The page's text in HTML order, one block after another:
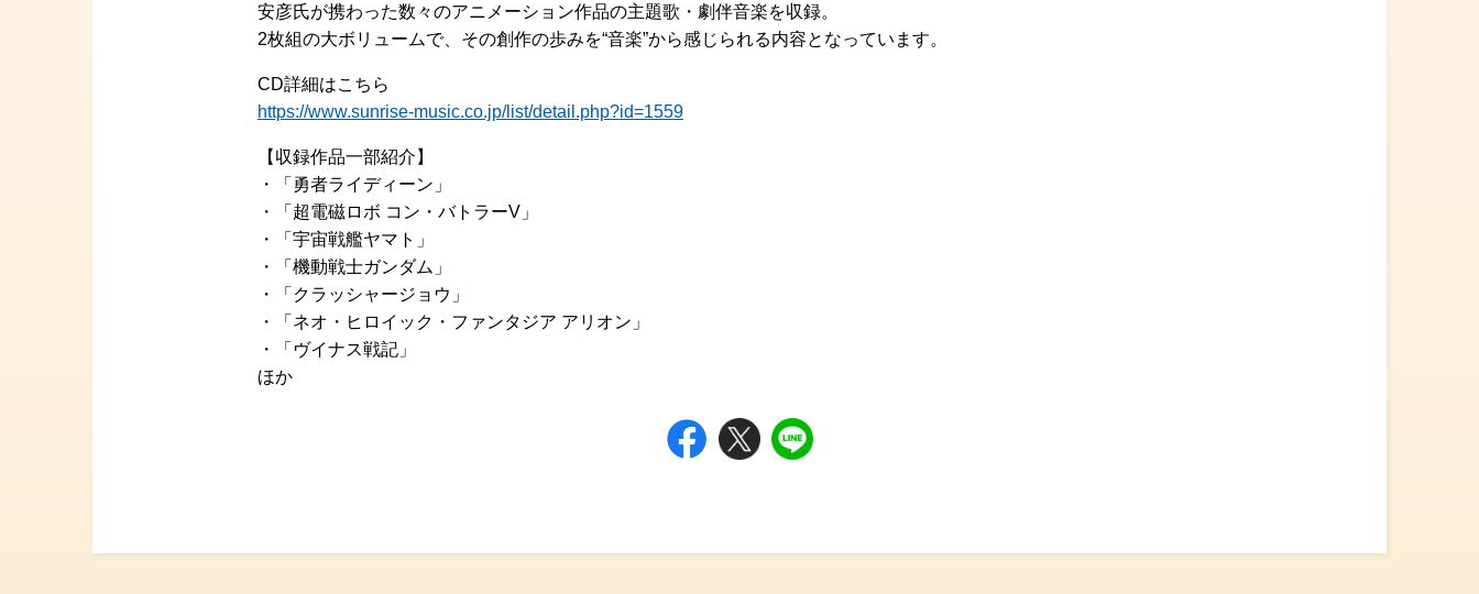
安彦氏が携わった数々のアニメーション作品の主題歌・劇伴音楽を収録。
2枚組の大ボリュームで、その創作の歩みを“音楽”から感じられる内容となっています。
CD詳細はこちら
https://www.sunrise-music.co.jp/list/detail.php?id=1559
【収録作品一部紹介】
・「勇者ライディーン」
・「超電磁ロボ コン・バトラーV」
・「宇宙戦艦ヤマト」
・「機動戦士ガンダム」
・「クラッシャージョウ」
・「ネオ・ヒロイック・ファンタジア アリオン」
・「ヴイナス戦記」
ほか